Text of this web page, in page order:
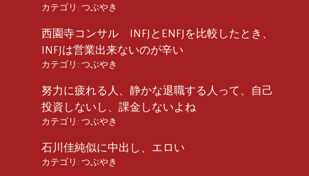
カテゴリ: つぶやき
西園寺コンサル INFJとENFJを比較したとき、
INFJは営業出来ないのが辛い
カテゴリ: つぶやき
努力に疲れる人、静かな退職する人って、自己
投資しないし、課金しないよね
カテゴリ: つぶやき
石川佳純似に中出し、エロい
カテゴリ: つぶやき